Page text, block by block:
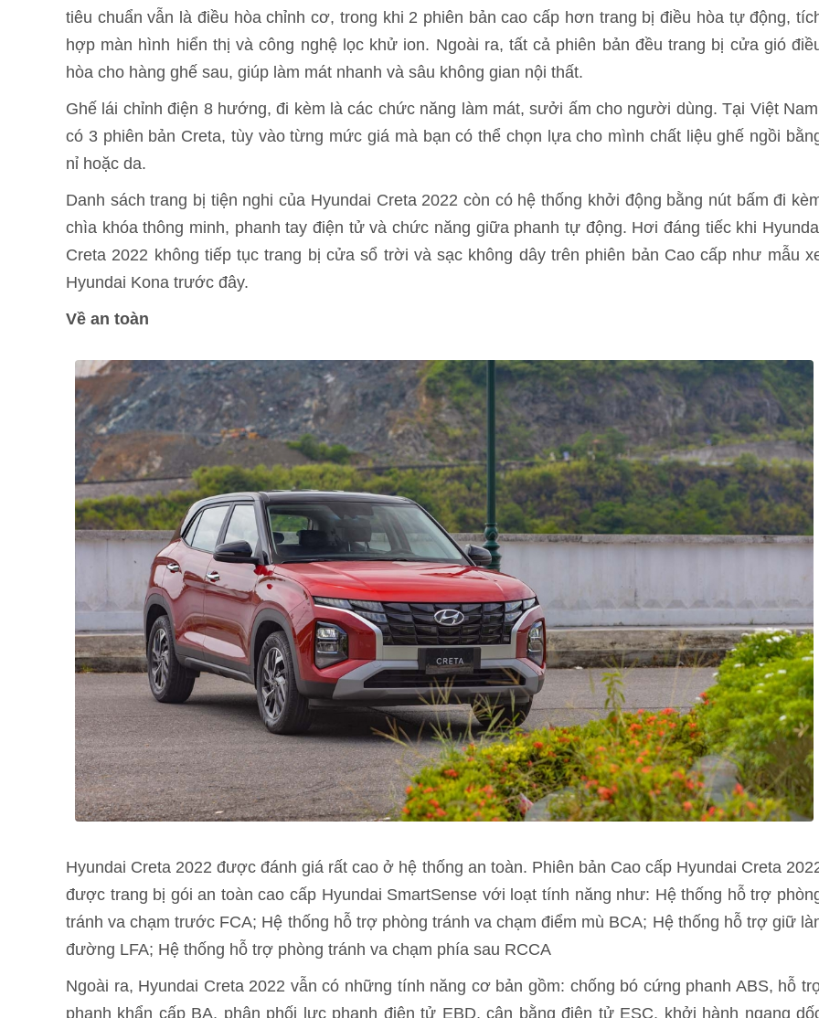
tiêu chuẩn vẫn là điều hòa chỉnh cơ, trong khi 2 phiên bản cao cấp hơn trang bị điều hòa tự động,
hợp màn hình hiển thị và công nghệ lọc khử ion. Ngoài ra, tất cả phiên bản đều trang bị cửa gió
hòa cho hàng ghế sau, giúp làm mát nhanh và sâu không gian nội thất.
Ghế lái chỉnh điện 8 hướng, đi kèm là các chức năng làm mát, sưởi ấm cho người dùng. Tại Việt
có 3 phiên bản Creta, tùy vào từng mức giá mà bạn có thể chọn lựa cho mình chất liệu ghế ngồi
nỉ hoặc da.
Danh sách trang bị tiện nghi của Hyundai Creta 2022 còn có hệ thống khởi động bằng nút bấm đi
chìa khóa thông minh, phanh tay điện tử và chức năng giữa phanh tự động. Hơi đáng tiếc khi
Creta 2022 không tiếp tục trang bị cửa sổ trời và sạc không dây trên phiên bản Cao cấp như mẫu
Hyundai Kona trước đây.
Về an toàn
Hyundai Creta 2022 được đánh giá rất cao ở hệ thống an toàn. Phiên bản Cao cấp Hyundai Creta
được trang bị gói an toàn cao cấp Hyundai SmartSense với loạt tính năng như: Hệ thống hỗ trợ
tránh va chạm trước FCA; Hệ thống hỗ trợ phòng tránh va chạm điểm mù BCA; Hệ thống hỗ trợ giữ
đường LFA; Hệ thống hỗ trợ phòng tránh va chạm phía sau RCCA
Ngoài ra, Hyundai Creta 2022 vẫn có những tính năng cơ bản gồm: chống bó cứng phanh ABS, hỗ
phanh khẩn cấp BA, phân phối lực phanh điện tử EBD, cân bằng điện tử ESC, khởi hành ngang